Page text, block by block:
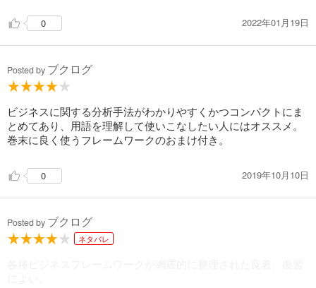
0 2022年01月19日
Posted by ブクログ
ビジネスに関する分析手法がわかりやすくかつコンパクトにま
とめてあり、用語を理解して使いこなしたい人にはオススメ。
巻末に良く使うフレームワークのおまけ付き。
0 2019年10月10日
Posted by ブクログ
ネタバレ